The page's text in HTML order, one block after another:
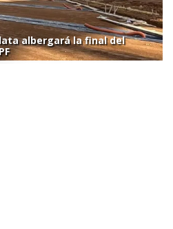
albergará la final del